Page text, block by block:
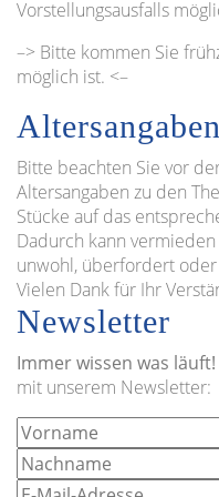
Vorstellungsausfalls
–> Bitte kommen Sie
möglich ist. <–
Altersangaben
Bitte beachten Sie vor
Altersangaben zu den
Stücke auf das
Dadurch kann
unwohl, überfordert
Vielen Dank für Ihr
Newsletter
Immer wissen was läuft!
mit unserem Newsletter: